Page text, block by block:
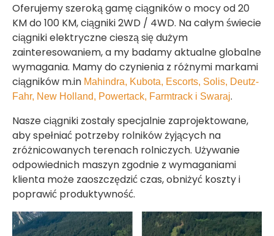
Oferujemy szeroką gamę ciągników o mocy od 20
KM do 100 KM, ciągniki 2WD / 4WD. Na całym świecie
ciągniki elektryczne cieszą się dużym
zainteresowaniem, a my badamy aktualne globalne
wymagania. Mamy do czynienia z różnymi markami
ciągników m.in Mahindra, Kubota, Escorts, Solis, Deutz-
Fahr, New Holland, Powertack, Farmtrack i Swaraj.
Nasze ciągniki zostały specjalnie zaprojektowane,
aby spełniać potrzeby rolników żyjących na
zróżnicowanych terenach rolniczych. Używanie
odpowiednich maszyn zgodnie z wymaganiami
klienta może zaoszczędzić czas, obniżyć koszty i
poprawić produktywność.